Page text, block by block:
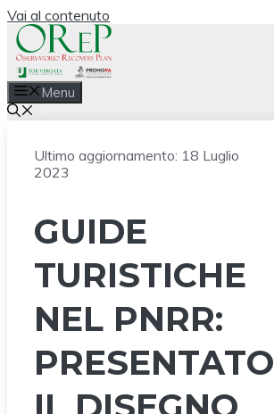
Vai al contenuto
Menu
Ultimo aggiornamento: 18 Luglio
2023
GUIDE
TURISTICHE
NEL PNRR:
PRESENTATO